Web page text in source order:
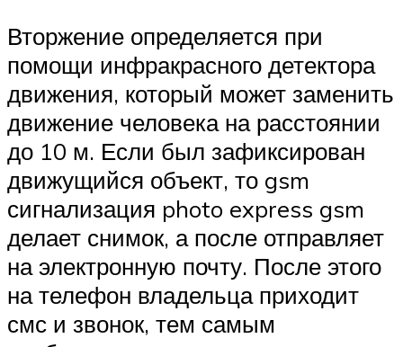
Вторжение определяется при
помощи инфракрасного детектора
движения, который может заменить
движение человека на расстоянии
до 10 м. Если был зафиксирован
движущийся объект, то gsm
сигнализация photo express gsm
делает снимок, а после отправляет
на электронную почту. После этого
на телефон владельца приходит
смс и звонок, тем самым